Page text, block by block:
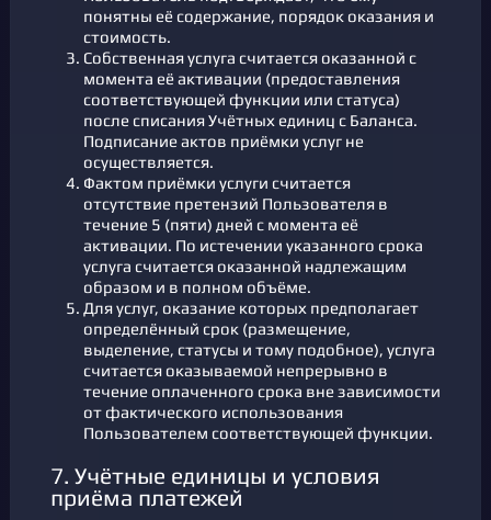
понятны её содержание, порядок оказания и
стоимость.
Собственная услуга считается оказанной с
момента её активации (предоставления
соответствующей функции или статуса)
после списания Учётных единиц с Баланса.
Подписание актов приёмки услуг не
осуществляется.
Фактом приёмки услуги считается
отсутствие претензий Пользователя в
течение 5 (пяти) дней с момента её
активации. По истечении указанного срока
услуга считается оказанной надлежащим
образом и в полном объёме.
Для услуг, оказание которых предполагает
определённый срок (размещение,
выделение, статусы и тому подобное), услуга
считается оказываемой непрерывно в
течение оплаченного срока вне зависимости
от фактического использования
Пользователем соответствующей функции.
7. Учётные единицы и условия
приёма платежей